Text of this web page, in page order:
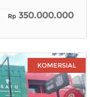
Rp 350.000.000
KOMERSIAL